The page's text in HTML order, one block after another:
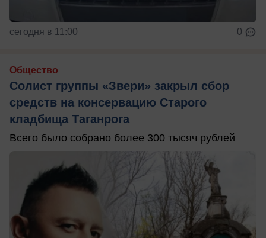
сегодня в 11:00 0
Общество
Солист группы «Звери» закрыл сбор
средств на консервацию Старого
кладбища Таганрога
Всего было собрано более 300 тысяч рублей